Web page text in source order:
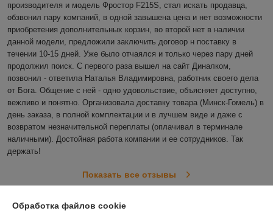
производителя и модель Фростор F215S, стал искать продавца,
обзвонил пару компаний, в одной завышена цена и нет возможности
приобретения дополнительных корзин, во второй нет в наличии
данной модели, предложили заключить договор н поставку в
течении 10-15 дней. Уже было отчаялся и только через пару дней
продолжил поиск. С первого раза вышел на сайт Диналком,
позвонил - ответила Наталья Владимировна, работник своего дела
от Бога. Общение с ней - одно удовольствие, объясняет доступно,
вежливо и понятно. Организовала доставку товара (Минск-Гомель) в
день заказа, в полной комплектации и в лучшем виде и даже с
возвратом незначительной переплаты (оплачивал в терминале
наличными). Достойная работа компании и ее сотрудников. Так
держать!
Показать все отзывы
Обработка файлов cookie